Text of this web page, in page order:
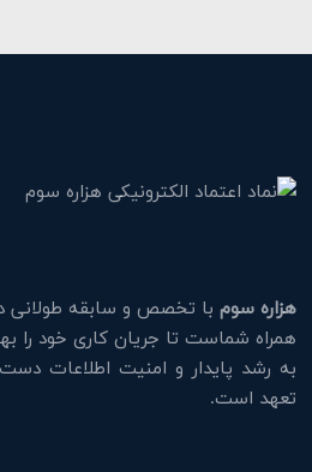
هزاره سوم با تخصص و سابقه طولانی
همراه شماست تا جریان کاری خود را
به رشد پایدار و امنیت اطلاعات
تعهد است.